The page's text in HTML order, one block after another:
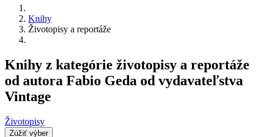
Knihy
Životopisy a reportáže
Knihy z kategórie životopisy a reportáže
od autora Fabio Geda od vydavateľstva
Vintage
Životopisy
Zúžiť výber